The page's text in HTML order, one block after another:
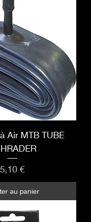
Air MTB TUBE
Prix
5,10 €
au panier